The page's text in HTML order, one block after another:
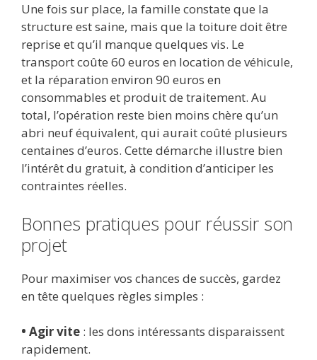
Une fois sur place, la famille constate que la
structure est saine, mais que la toiture doit être
reprise et qu’il manque quelques vis. Le
transport coûte 60 euros en location de véhicule,
et la réparation environ 90 euros en
consommables et produit de traitement. Au
total, l’opération reste bien moins chère qu’un
abri neuf équivalent, qui aurait coûté plusieurs
centaines d’euros. Cette démarche illustre bien
l’intérêt du gratuit, à condition d’anticiper les
contraintes réelles.
Bonnes pratiques pour réussir son
projet
Pour maximiser vos chances de succès, gardez
en tête quelques règles simples :
• Agir vite : les dons intéressants disparaissent
rapidement.